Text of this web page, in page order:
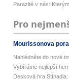
Parazité v nás:
Pro
Mourissonova
Nahlédněte do nové
Vybíráme nejlepší
Desková hra